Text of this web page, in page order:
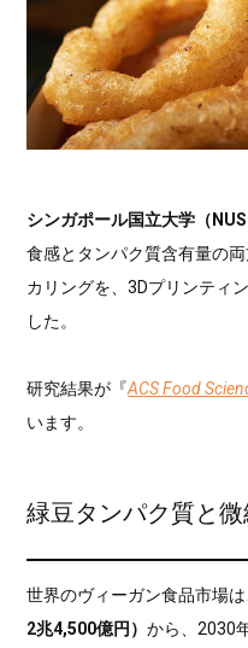
シンガポール国立大学（
食感とタンパク質含有量の
カリングを、3Dプリンティ
した。
研究結果が『ACS Food
います。
緑豆タンパク質と
世界のヴィーガン食品市場
2兆4,500億円）から、2030